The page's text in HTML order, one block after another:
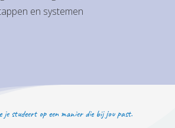
en systemen
je studeert op een manier die bij jou past.